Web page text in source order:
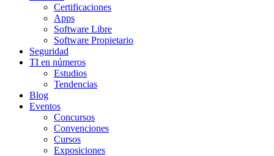
Certificaciones
Apps
Software Libre
Software Propietario
Seguridad
TI en números
Estudios
Tendencias
Blog
Eventos
Concursos
Convenciones
Cursos
Exposiciones